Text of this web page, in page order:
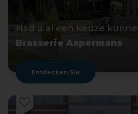
Had u al een keuze
Brasserie Aspermans
Entdecken Sie